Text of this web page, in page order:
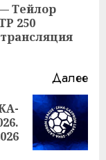
Тейлор
250
Далее